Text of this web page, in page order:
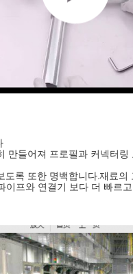
만들어져 프로필과 커넥터
도록 또한 명백합니다.재료
이프와 연결기 보다 더 빠르